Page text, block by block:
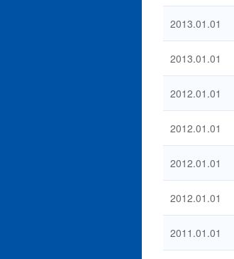
2013.01.01
2013.01.01
2012.01.01
2012.01.01
2012.01.01
2012.01.01
2011.01.01